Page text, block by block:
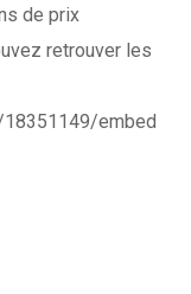
de prix
retrouver les
embed